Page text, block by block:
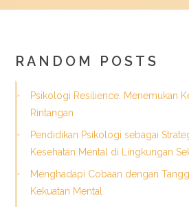
RANDOM POSTS
Psikologi Resilience: Menemukan
Rintangan
Pendidikan Psikologi sebagai
Kesehatan Mental di Lingkungan
Menghadapi Cobaan dengan
Kekuatan Mental